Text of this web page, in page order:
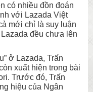
có nhiều đồn đoán
với Lazada Việt
mới chỉ là suy luận
đều chưa lên
ở Lazada, Trấn
xuất hiện trong bài
Trước đó, Trấn
hiệu của Ngân